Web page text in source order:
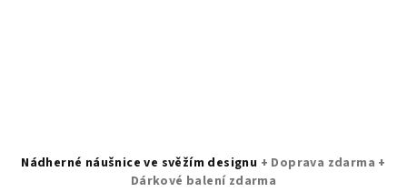
Nádherné náušnice ve svěžím designu + Doprava zdarma +
Dárkové balení zdarma